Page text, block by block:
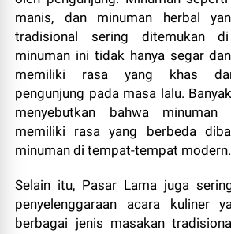
manis, dan minuman herbal
tradisional sering ditemukan
minuman ini tidak hanya segar
memiliki rasa yang khas
pengunjung pada masa lalu.
menyebutkan bahwa
memiliki rasa yang berbeda
minuman di tempat-tempat modern.
Selain itu, Pasar Lama juga
penyelenggaraan acara kuliner
berbagai jenis masakan